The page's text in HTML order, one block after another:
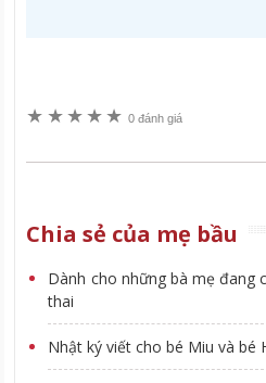
★ ★★★★ 0 đánh giá
Chia sẻ của mẹ bầu
Dành cho những bà mẹ đang
thai
Nhật ký viết cho bé Miu và bé